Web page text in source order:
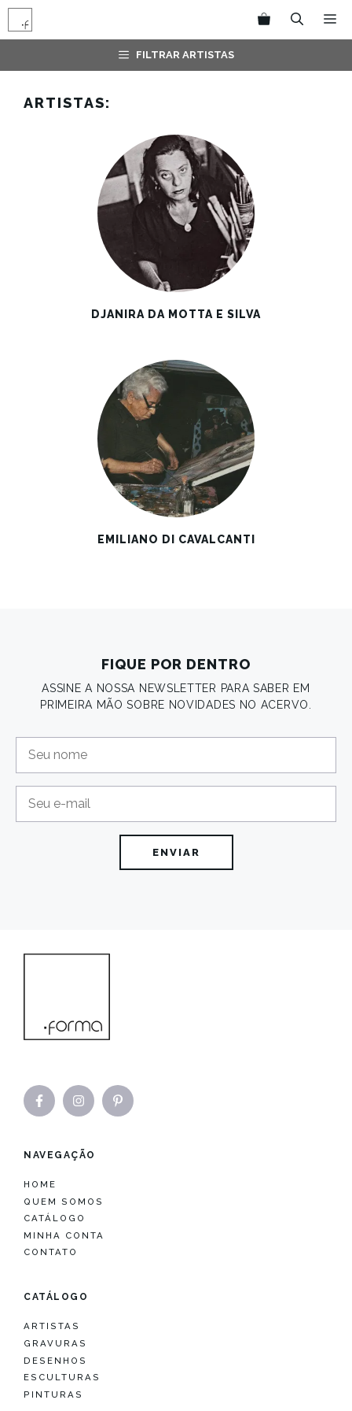
Pular
para
FILTRAR ARTISTAS
ARTISTAS:
DJANIRA DA MOTTA E SILVA
EMILIANO DI CAVALCANTI
FIQUE POR DENTRO
ASSINE A NOSSA NEWSLETTER PARA SABER EM
PRIMEIRA MÃO SOBRE NOVIDADES NO ACERVO.
NAVEGAÇÃO
HOME
QUEM SOMOS
CATÁLOGO
MINHA CONTA
CONTATO
CATÁLOGO
ARTISTAS
GRAVURAS
DESENHOS
ESCULTURAS
PINTURAS